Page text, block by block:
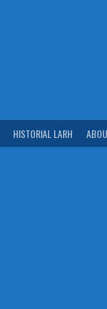
HISTORIAL LARH